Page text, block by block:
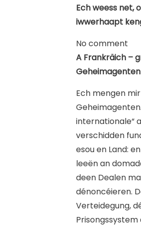
Ech weess net,
iwwerhaapt
No comment
A Frankräich –
Ech mengen
internationale“
verschidden
esou en Land:
leeën an
deen Dealen
dénoncéieren.
Verteidegung,